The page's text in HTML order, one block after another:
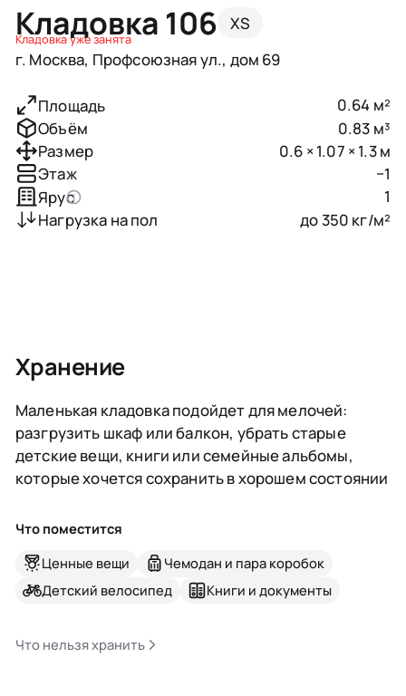
Кладовка 106 XS
Кладовка уже занята
г. Москва, Профсоюзная ул., дом 69
Площадь
0.64 м²
Объём
0.83 м³
Размер
0.6 × 1.07 × 1.3 м
Этаж
−1
Ярус
1
Нагрузка на пол
до 350 кг/м²
Хранение
Маленькая кладовка подойдет для мелочей:
разгрузить шкаф или балкон, убрать старые
детские вещи, книги или семейные альбомы,
которые хочется сохранить в хорошем состоянии
Что поместится
Ценные вещи
Чемодан и пара коробок
Детский велосипед
Книги и документы
Что нельзя хранить